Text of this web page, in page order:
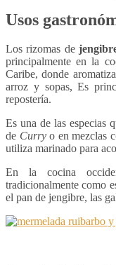
Usos
Los rizomas de
principalmente en la
Caribe, donde
arroz y sopas, Es
repostería.
Es una de las especias
de Curryo en mezclas
utiliza marinado para
En la cocina
tradicionalmente como
el pan de jengibre, las